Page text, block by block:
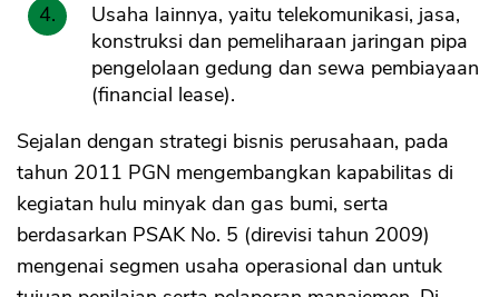
Usaha lainnya, yaitu telekomunikasi, jasa,
konstruksi dan pemeliharaan jaringan pipa
pengelolaan gedung dan sewa pembiayaan
(financial lease).
Sejalan dengan strategi bisnis perusahaan, pada
tahun 2011 PGN mengembangkan kapabilitas di
kegiatan hulu minyak dan gas bumi, serta
berdasarkan PSAK No. 5 (direvisi tahun 2009)
mengenai segmen usaha operasional dan untuk